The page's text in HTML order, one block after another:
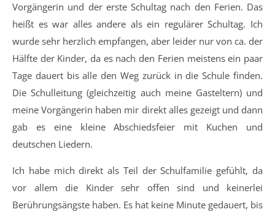
Vorgängerin und der erste Schultag nach den Ferien. Das
heißt es war alles andere als ein regulärer Schultag. Ich
wurde sehr herzlich empfangen, aber leider nur von ca. der
Hälfte der Kinder, da es nach den Ferien meistens ein paar
Tage dauert bis alle den Weg zurück in die Schule finden.
Die Schulleitung (gleichzeitig auch meine Gasteltern) und
meine Vorgängerin haben mir direkt alles gezeigt und dann
gab es eine kleine Abschiedsfeier mit Kuchen und
deutschen Liedern.
Ich habe mich direkt als Teil der Schulfamilie gefühlt, da
vor allem die Kinder sehr offen sind und keinerlei
Berührungsängste haben. Es hat keine Minute gedauert, bis